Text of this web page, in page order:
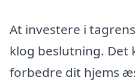
At investere i
klog beslutning. Det
forbedre dit hjems